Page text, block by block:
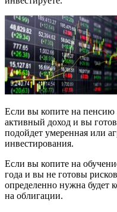
Если вы копите на пенсию
активный доход и вы
подойдет умеренная или
инвестирования.
Если вы копите на
года и вы не готовы
определенно нужна будет
на облигации.